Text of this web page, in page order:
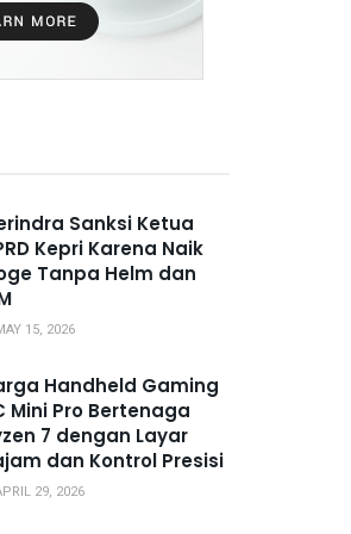
Sanksi Ketua
Kepri Karena Naik
Tanpa Helm dan
15, 2026
Handheld Gaming
Mini Pro Bertenaga
7 dengan Layar
dan Kontrol Presisi
29, 2026